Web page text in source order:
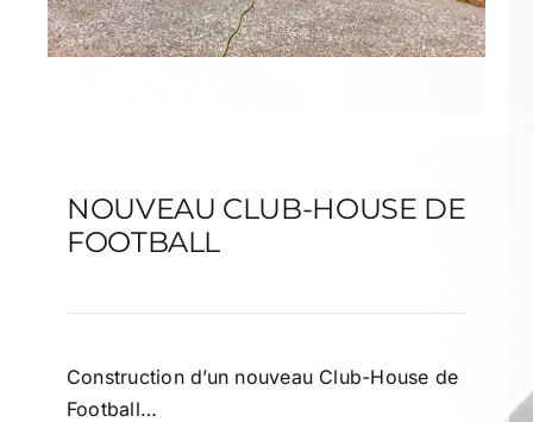
NOUVEAU CLUB-HOUSE DE
FOOTBALL
Construction d’un nouveau Club-House de
Football…